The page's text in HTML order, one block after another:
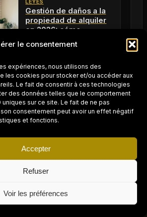
le consentement
expériences, nous utilisons des
les cookies pour stocker et/ou accéder aux
Le fait de consentir à ces technologies
des données telles que le comportement
uniques sur ce site. Le fait de ne pas
consentement peut avoir un effet négatif
et fonctions.
Accepter
Refuser
Voir les préférences
LEYES
Gestión de daños a la
propiedad de alquiler
en 2026: cómo
su propiedad
Lire l'article
LEYES
Cuota de días de
alquiler en 2025:
entender las normas
locales a seguir
Lire l'article
LEYES
Certificados de
temporada:
comprender el
Demander un devis gratuit →